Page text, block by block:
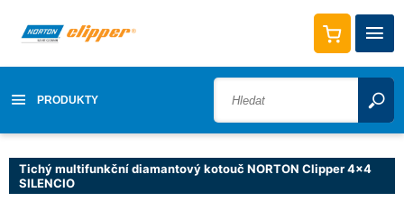
PRODUKTY
Tichý multifunkční diamantový kotouč NORTON Clipper 4x4
SILENCIO